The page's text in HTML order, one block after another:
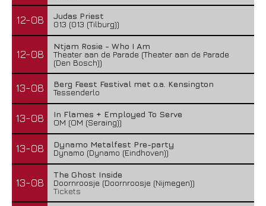
12-08
Judas Priest
013 (013 (Tilburg))
12-08
Ntjam Rosie - Who I Am
Theater aan de Parade (Theater aan de Parade
(Den Bosch))
13-08
Berg Feest Festival met o.a. Kensington
Tessenderlo
13-08
In Flames + Employed To Serve
OM (OM (Seraing))
13-08
Dynamo Metalfest Pre-party
Dynamo (Dynamo (Eindhoven))
13-08
The Ghost Inside
Doornroosje (Doornroosje (Nijmegen))
Tickets